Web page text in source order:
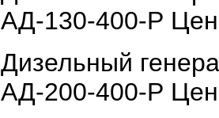
АД-130-400-Р
Дизельный
АД-200-400-Р